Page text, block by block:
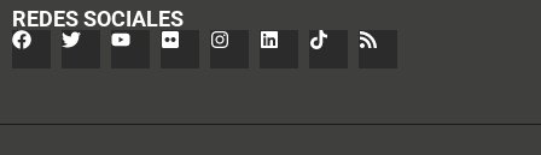
REDES SOCIALES